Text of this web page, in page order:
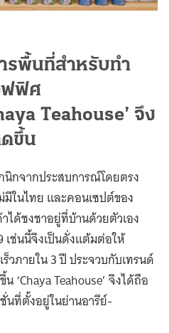
รพื้นที่สำหรับทำ
ฟิศ
Teahouse’ จึง
ขึ้น
นิกจากประสบการณ์โดยตรง
ในไทย และคอนเซปต์ของ
ได้ชงชาอยู่ที่บ้านด้วยตัวเอง
เช่นนี้จึงเป็นดั่งแต้มต่อให้
ร็วภายใน 3 ปี ประจวบกับเทรนด์
‘Chaya Teahouse’ จึงได้ถือ
นที่ตั้งอยู่ในย่านอารีย์-